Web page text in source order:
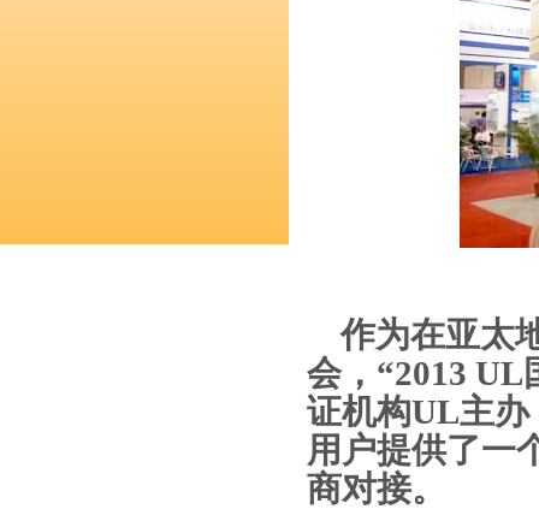
作为在亚太
会，“2013 UL
证机构UL主办
用户提供了一
商对接。